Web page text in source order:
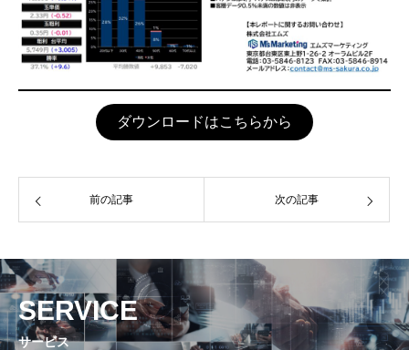
ダウンロードはこちらから
前の記事 次の記事
SERVICE
サービス